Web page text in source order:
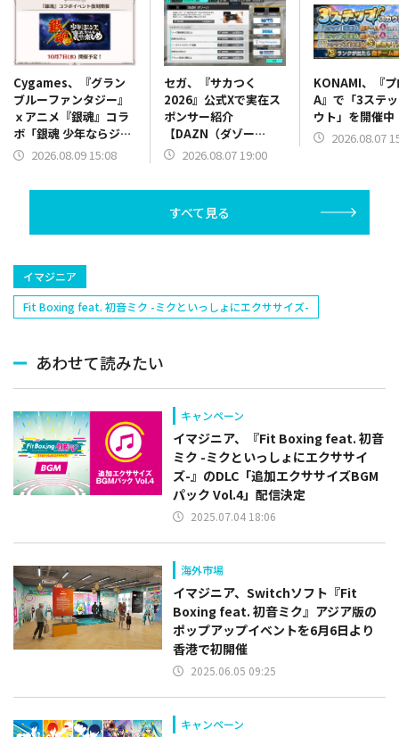
Cygames、『グラン
ブルーファンタジー』
ｘアニメ『銀魂』コラ
ボ「銀魂 少年ならジャ
ンプの裏表紙までちゃ
2026.08.09 15:08
セガ、『サカつく
2026』公式Xで実在ス
ポンサー紹介
【DAZN（ダゾー
ン）】篇をポスト
2026.08.07 19:00
KONAMI、『
A』で「3ステ
ウト」を開催中
2026.08.07
すべて見る
イマジニア
Fit Boxing feat. 初音ミク -ミクといっしょにエクササイズ-
あわせて読みたい
キャンペーン
イマジニア、『Fit Boxing feat. 初音
ミク -ミクといっしょにエクササイ
ズ-』のDLC「追加エクササイズBGM
パック Vol.4」配信決定
2025.07.04 18:06
海外市場
イマジニア、Switchソフト『Fit
Boxing feat. 初音ミク』アジア版の
ポップアップイベントを6月6日より
香港で初開催
2025.06.05 09:25
キャンペーン